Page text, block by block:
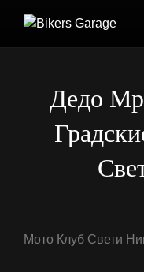
Дедо
Мото Клуб Свети